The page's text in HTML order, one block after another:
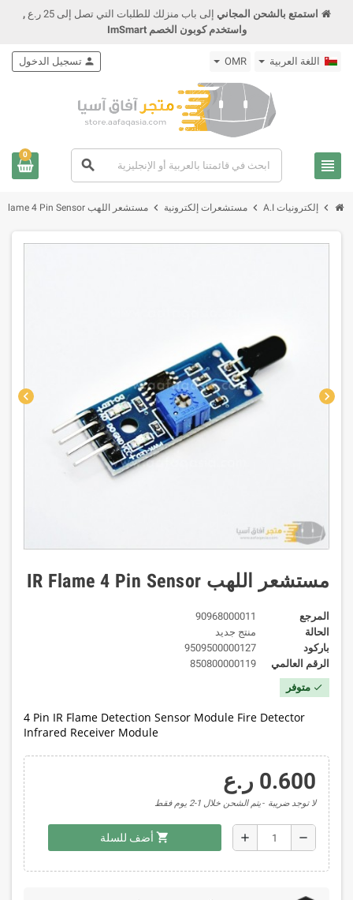
استمتع بالشحن المجاني إلى باب منزلك للطلبات التي تصل إلى 25 ر.ع
,
واستخدم كوبون الخصم ImSmart
اللغة العربية OMR
view_headline
search
person تسجيل الدخول
0
chevron_right إلكترونيات A.I chevron_right مستشعرات إلكترونية chevron_right مستشعر اللهب IR Flame 4 Pin Sensor
chevron_left chevron_right
مستشعر اللهب IR Flame 4 Pin Sensor
المرجع
90968000011
الحالة
منتج جديد
باركود
9509500000127
الرقم العالمي
850800000119
check متوفر
4 Pin IR Flame Detection Sensor Module Fire Detector
Infrared Receiver Module
0.600 ر.ع
لا توجد ضريبة يتم الشحن خلال 1-2 يوم فقط
remove
add
shopping_cart أضف للسلة